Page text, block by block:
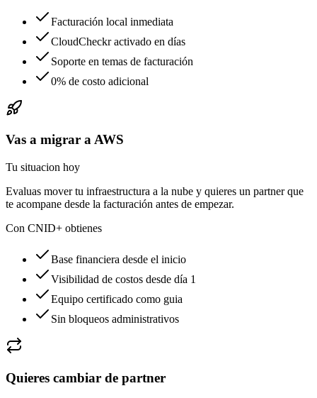
Facturación local inmediata
CloudCheckr activado en días
Soporte en temas de facturación
0% de costo adicional
Vas a migrar a AWS
Tu situacion hoy
Evaluas mover tu infraestructura a la nube y quieres un partner que
te acompane desde la facturación antes de empezar.
Con CNID+ obtienes
Base financiera desde el inicio
Visibilidad de costos desde día 1
Equipo certificado como guia
Sin bloqueos administrativos
Quieres cambiar de partner